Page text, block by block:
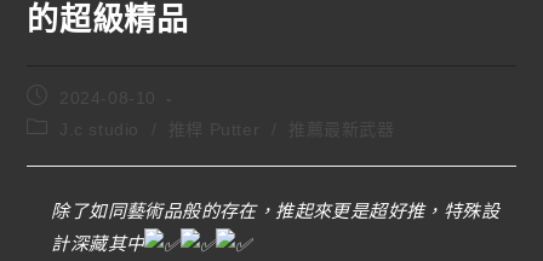
的超級精品
2024-08-10
除了如同藝術品般的存在，推起來更是超好推，特殊設
計深藏其中